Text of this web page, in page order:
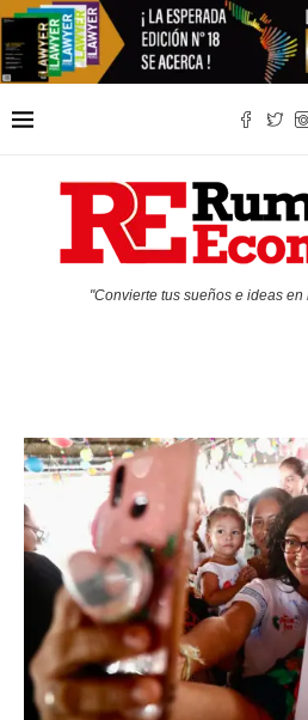
"Convierte tus sueños e ideas